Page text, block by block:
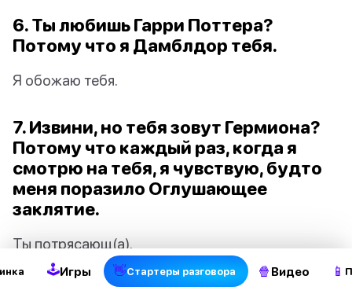
6. Ты любишь Гарри Поттера?
Потому что я Дамблдор тебя.
Я обожаю тебя.
7. Извини, но тебя зовут Гермиона?
Потому что каждый раз, когда я
смотрю на тебя, я чувствую, будто
меня поразило Оглушающее
заклятие.
Ты потрясающ(а).
🕹Игры 👋Стартеры разговора 🍿 Видео 📱